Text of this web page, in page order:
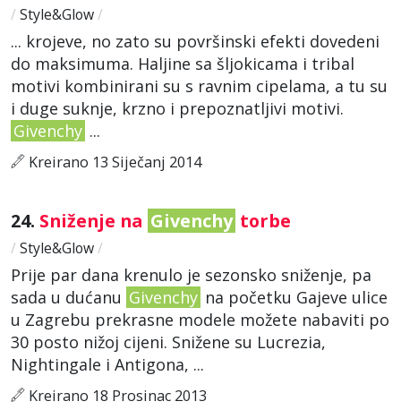
/ Style&Glow/
... krojeve, no zato su površinski efekti dovedeni
do maksimuma. Haljine sa šljokicama i tribal
motivi kombinirani su s ravnim cipelama, a tu su
i duge suknje, krzno i prepoznatljivi motivi.
Givenchy ...
Kreirano 13 Siječanj 2014
24. Sniženje na Givenchy torbe
/ Style&Glow/
Prije par dana krenulo je sezonsko sniženje, pa
sada u dućanu Givenchy na početku Gajeve ulice
u Zagrebu prekrasne modele možete nabaviti po
30 posto nižoj cijeni. Snižene su Lucrezia,
Nightingale i Antigona, ...
Kreirano 18 Prosinac 2013